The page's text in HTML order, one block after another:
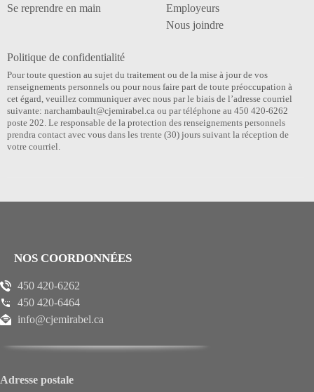
Se reprendre en main
Employeurs
Nous joindre
Politique de confidentialité
Pour toute question au sujet du traitement ou de la mise à jour de vos
renseignements personnels ou pour nous faire part de toute préoccupation à
cet égard, veuillez communiquer avec nous par le biais de l’adresse courriel
suivante: narchambault@cjemirabel.ca ou par téléphone au 450 420-6262
poste 202. Le responsable de la protection des renseignements personnels
prendra contact avec vous dans les trente (30) jours suivant la réception de
votre courriel.
NOS COORDONNÉES
450 420-6262
450 420-6464
info@cjemirabel.ca
Adresse postale